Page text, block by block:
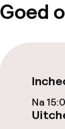
Goed
Na